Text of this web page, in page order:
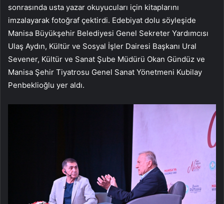
sonrasında usta yazar okuyucuları için kitaplarını
imzalayarak fotoğraf çektirdi. Edebiyat dolu söyleşide
Manisa Büyükşehir Belediyesi Genel Sekreter Yardımcısı
Ulaş Aydın, Kültür ve Sosyal İşler Dairesi Başkanı Ural
Sevener, Kültür ve Sanat Şube Müdürü Okan Gündüz ve
Manisa Şehir Tiyatrosu Genel Sanat Yönetmeni Kubilay
Penbeklioğlu yer aldı.